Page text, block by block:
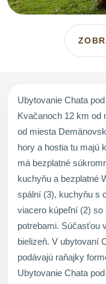
Ubytovanie Chata
Kvačanoch 12 km od
od miesta
hory a hostia tu majú
má bezplatné
kuchyňu a bezplatné
spální (3), kuchyňu s
viacero kúpeľní (2) so
potrebami. Súčasťou
bielizeň. V ubytovaní
podávajú raňajky
Ubytovanie Chata